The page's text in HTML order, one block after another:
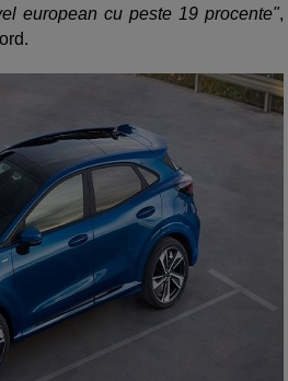
european cu peste 19 procente",